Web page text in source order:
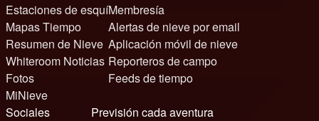
Estaciones de esquí
Mapas Tiempo
Resumen de Nieve
Whiteroom Noticias
Fotos
MiNieve
Membresía
Alertas de nieve por email
Aplicación móvil de nieve
Reporteros de campo
Feeds de tiempo
Sociales
Previsión cada aventura